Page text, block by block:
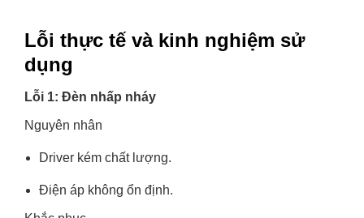
Lỗi thực tế và kinh nghiệm sử
dụng
Lỗi 1: Đèn nhấp nháy
Nguyên nhân
Driver kém chất lượng.
Điện áp không ổn định.